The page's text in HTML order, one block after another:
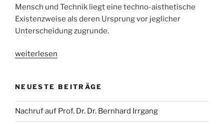
Mensch und Technik liegt eine techno-aisthetische
Existenzweise als deren Ursprung vor jeglicher
Unterscheidung zugrunde.
„„Playbour-
Experimentelle
Untersuchung
unserer
weiterlesen
NEUESTE BEITRÄGE
Nachruf auf Prof. Dr. Dr. Bernhard Irrgang